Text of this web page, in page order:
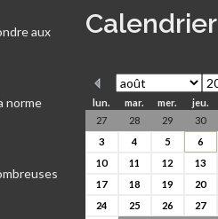
aux
norme
Calendrier
lun. mar. mer. jeu.
27
28 29 30
3
4 5 6
10
11 12 13
17
18 19 20
24
25 26 27